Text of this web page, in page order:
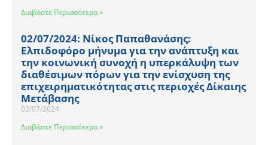
Διαβάστε Περισσότερα »
02/07/2024: Νίκος Παπαθανάσης:
Ελπιδοφόρο μήνυμα για την ανάπτυξη και
την κοινωνική συνοχή η υπερκάλυψη των
διαθέσιμων πόρων για την ενίσχυση της
επιχειρηματικότητας στις περιοχές Δίκαιης
Μετάβασης
02/07/2024
Διαβάστε Περισσότερα »